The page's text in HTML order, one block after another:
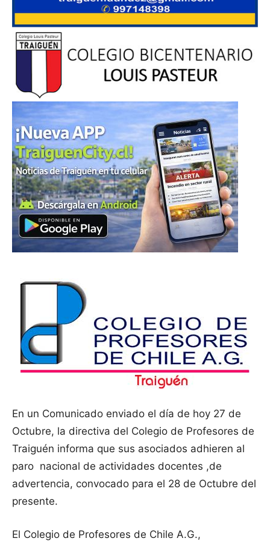
En un Comunicado enviado el día de hoy 27 de
Octubre, la directiva del Colegio de Profesores de
Traiguén informa que sus asociados adhieren al
paro nacional de actividades docentes ,de
advertencia, convocado para el 28 de Octubre del
presente.
El Colegio de Profesores de Chile A.G.,